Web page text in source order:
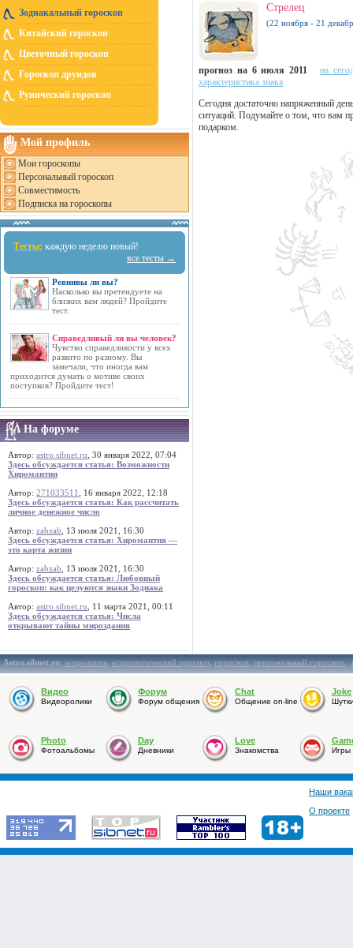
Зодиакальный гороскоп
Китайский гороскоп
Цветочный гороскоп
Гороскоп друидов
Рунический гороскоп
Мой профиль
Мои гороскопы
Персональный гороскоп
Совместимость
Подписка на гороскопы
Тесты: каждую неделю новый!
все тесты →
Ревнивы ли вы?
Насколько вы претендуете на
близких вам людей? Пройдите
тест.
Справедливый ли вы человек?
Чувство справедливости у всех
развито по разному. Вы
замечали, что иногда вам
приходится думать о мотиве своих
поступков? Пройдите тест!
На форуме
Автор: astro.sibnet.ru , 30 января 2022, 07:04
Здесь обсуждается статья: Возможности
Хиромантии
Автор: 271033511
, 16 января 2022, 12:18
Здесь обсуждается статья: Как рассчитать
личное денежное число
Автор: zabzab , 13 июля 2021, 16:30
Здесь обсуждается статья: Хиромантия —
это карта жизни
Автор: zabzab , 13 июля 2021, 16:30
Здесь обсуждается статья: Любовный
гороскоп: как целуются знаки Зодиака
Автор: astro.sibnet.ru , 11 марта 2021, 00:11
Здесь обсуждается статья: Числа
открывают тайны мироздания
Стрелец
(22 ноября - 21
прогноз на 6 июля 2011
на
характеристика знака
Сегодня достаточно напряженный
ситуаций. Подумайте о том, что вам
подарком.
Astro.sibnet.ru:астрология,астрологический прогноз,гороскоп,персональный гороскоп,
Видео
Видеоролики
Форум
Форум общения
Chat
Общение on-line
Joke
Photo
Фотоальбомы
Day
Дневники
Love
Знакомства Игры
Наши
О проекте